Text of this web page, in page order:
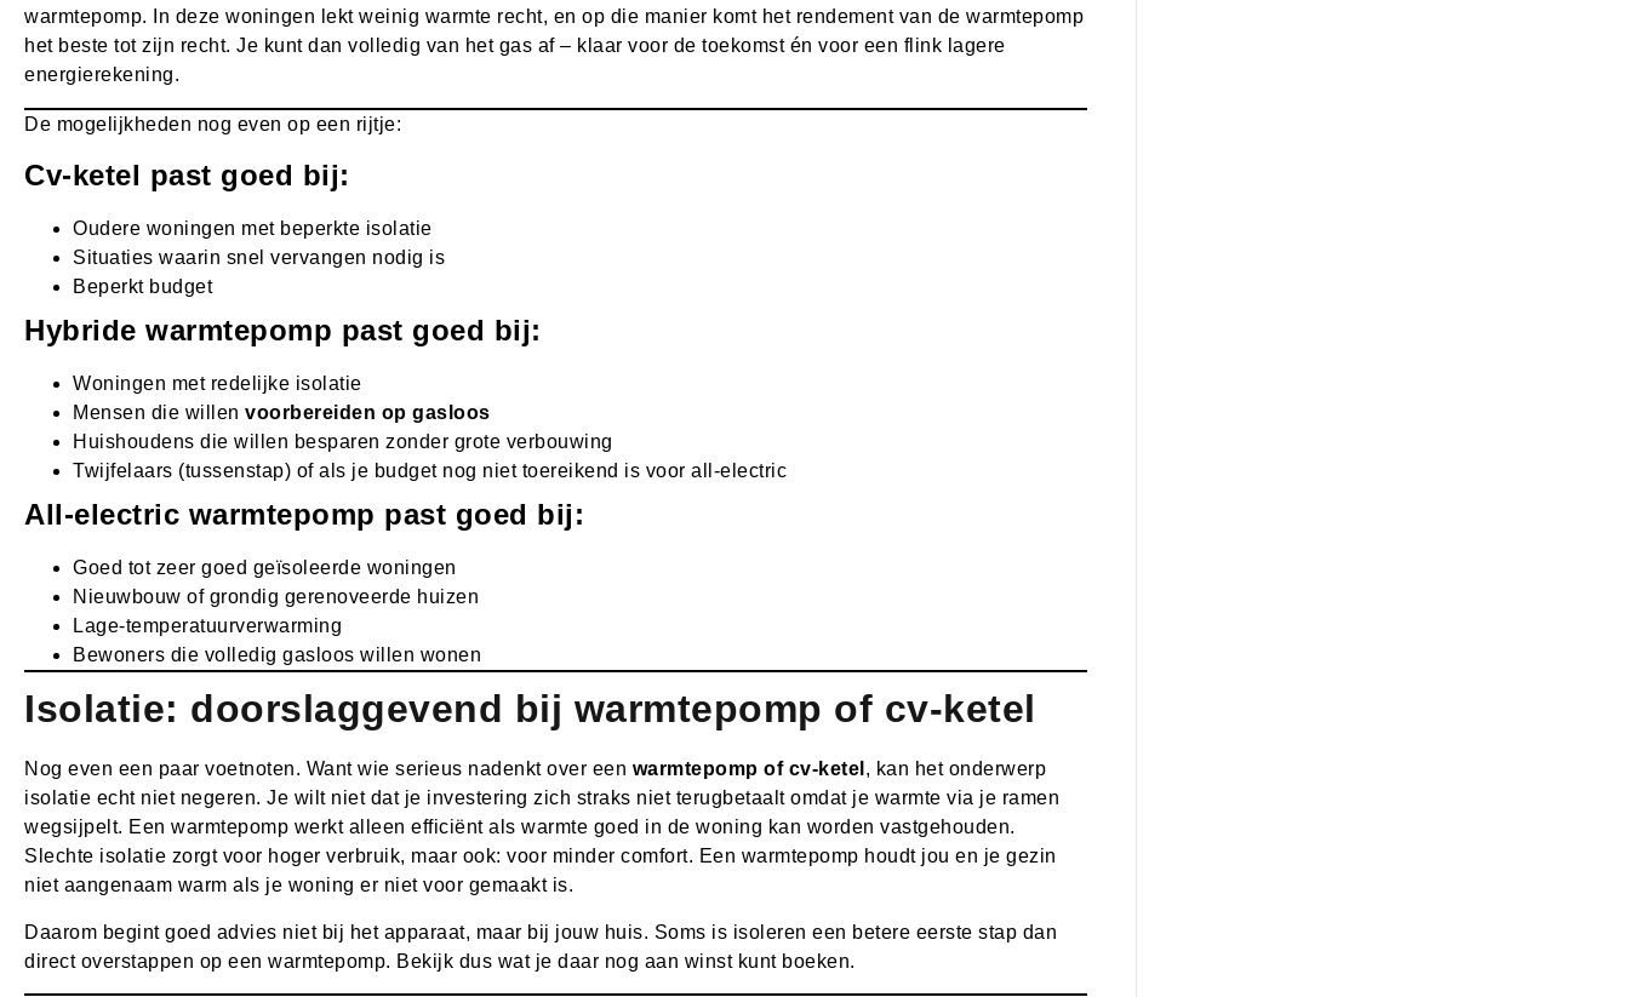
warmtepomp. In deze woningen lekt weinig warmte recht, en op die manier komt het rendement van de warmtepomp
het beste tot zijn recht. Je kunt dan volledig van het gas af – klaar voor de toekomst én voor een flink lagere
energierekening.
De mogelijkheden nog even op een rijtje:
Cv-ketel past goed bij:
Oudere woningen met beperkte isolatie
Situaties waarin snel vervangen nodig is
Beperkt budget
Hybride warmtepomp past goed bij:
Woningen met redelijke isolatie
Mensen die willen voorbereiden op gasloos
Huishoudens die willen besparen zonder grote verbouwing
Twijfelaars (tussenstap) of als je budget nog niet toereikend is voor all-electric
All-electric warmtepomp past goed bij:
Goed tot zeer goed geïsoleerde woningen
Nieuwbouw of grondig gerenoveerde huizen
Lage-temperatuurverwarming
Bewoners die volledig gasloos willen wonen
Isolatie: doorslaggevend bij warmtepomp of cv-ketel
Nog even een paar voetnoten. Want wie serieus nadenkt over een warmtepomp of cv-ketel , kan het onderwerp
isolatie echt niet negeren. Je wilt niet dat je investering zich straks niet terugbetaalt omdat je warmte via je ramen
wegsijpelt. Een warmtepomp werkt alleen efficiënt als warmte goed in de woning kan worden vastgehouden.
Slechte isolatie zorgt voor hoger verbruik, maar ook: voor minder comfort. Een warmtepomp houdt jou en je gezin
niet aangenaam warm als je woning er niet voor gemaakt is.
Daarom begint goed advies niet bij het apparaat, maar bij jouw huis. Soms is isoleren een betere eerste stap dan
direct overstappen op een warmtepomp. Bekijk dus wat je daar nog aan winst kunt boeken.